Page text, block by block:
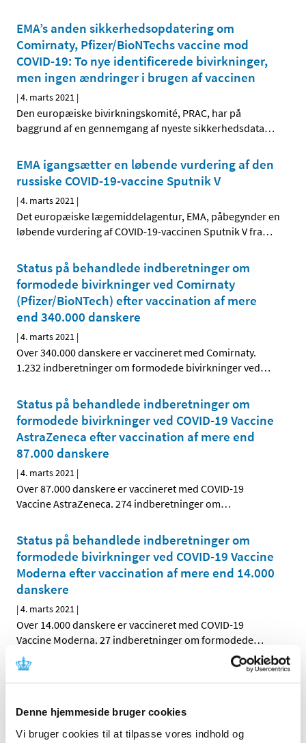
Denne hjemmeside bruger cookies
Vi bruger cookies til at tilpasse vores indhold og
EMA’s anden sikkerhedsopdatering om
Comirnaty, Pfizer/BioNTechs vaccine mod
COVID-19: To nye identificerede bivirkninger,
men ingen ændringer i brugen af vaccinen
|4. marts 2021 |
Den europæiske bivirkningskomité, PRAC, har på
baggrund af en gennemgang af nyeste sikkerhedsdata…
EMA igangsætter en løbende vurdering af den
russiske COVID-19-vaccine Sputnik V
|4. marts 2021 |
Det europæiske lægemiddelagentur, EMA, påbegynder en
løbende vurdering af COVID-19-vaccinen Sputnik V fra…
Status på behandlede indberetninger om
formodede bivirkninger ved Comirnaty
(Pfizer/BioNTech) efter vaccination af mere
end 340.000 danskere
|4. marts 2021 |
Over 340.000 danskere er vaccineret med Comirnaty.
1.232 indberetninger om formodede bivirkninger ved…
Status på behandlede indberetninger om
formodede bivirkninger ved COVID-19 Vaccine
AstraZeneca efter vaccination af mere end
87.000 danskere
|4. marts 2021 |
Over 87.000 danskere er vaccineret med COVID-19
Vaccine AstraZeneca. 274 indberetninger om…
Status på behandlede indberetninger om
formodede bivirkninger ved COVID-19 Vaccine
Moderna efter vaccination af mere end 14.000
danskere
|4. marts 2021 |
Over 14.000 danskere er vaccineret med COVID-19
Vaccine Moderna. 27 indberetninger om formodede…
Status på behandlede indberetninger om
Moderna efter vaccination af mere end 14.000